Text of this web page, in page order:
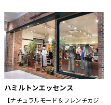
「新しい価値観へのドア」を開く案
内役として、日々の暮らしの中で大
切なものを一緒に見つけていきたい
と考えています。
あなたらしいスタイル、あなたにと
ってのベーシックを、DOORSへ探し
にきてください。
ハミルトンエッセンス
【ナチュラルモード＆フレンチカジ